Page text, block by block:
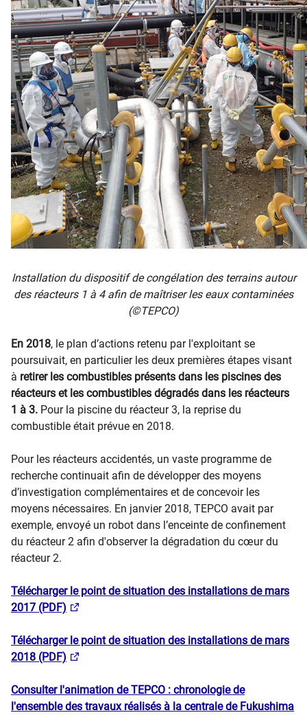
Installation du dispositif de congélation des terrains autour
des réacteurs 1 à 4 afin de maîtriser les eaux contaminées
(©TEPCO)
En 2018, le plan d’actions retenu par l'exploitant se
poursuivait, en particulier les deux premières étapes visant
à retirer les combustibles présents dans les piscines des
réacteurs et les combustibles dégradés dans les réacteurs
1 à 3. Pour la piscine du réacteur 3, la reprise du
combustible était prévue en 2018.
Pour les réacteurs accidentés, un vaste programme de
recherche continuait afin de développer des moyens
d’investigation complémentaires et de concevoir les
moyens nécessaires. En janvier 2018, TEPCO avait par
exemple, envoyé un robot dans l’enceinte de confinement
du réacteur 2 afin d'observer la dégradation du cœur du
réacteur 2.
​Télécharger le point de situation des installations de mars
2017 (PDF)
Télécharger le point de situation des installations de mars
2018 (PDF)
Consulter l'animation de TEPCO : chronologie de
l'ensemble des travaux réalisés à la centrale de Fukushima